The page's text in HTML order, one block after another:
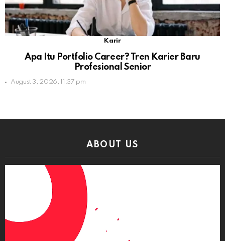
Karir
Apa Itu Portfolio Career? Tren Karier Baru
Profesional Senior
August 3, 2026, 11:37 pm
ABOUT US